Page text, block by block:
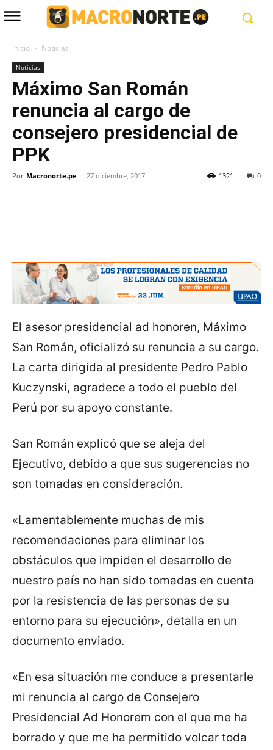
Inicio Noticias
Noticias
Máximo San Román
renuncia al cargo de
consejero presidencial de
PPK
Por Macronorte.pe - 27 diciembre, 2017 0
1321
El asesor presidencial ad honoren, Máximo
San Román, oficializó su renuncia a su cargo.
La carta dirigida al presidente Pedro Pablo
Kuczynski, agradece a todo el pueblo del
Perú por su apoyo constante.
San Román explicó que se aleja del
Ejecutivo, debido a que sus sugerencias no
son tomadas en consideración.
«Lamentablemente muchas de mis
recomendaciones para eliminar los
obstáculos que impiden el desarrollo de
nuestro país no han sido tomadas en cuenta
por la resistencia de las personas de su
entorno para su ejecución», detalla en un
documento enviado.
«En esa situación me conduce a presentarle
mi renuncia al cargo de Consejero
Presidencial Ad Honorem con el que me ha
borrado y que me ha permitido volcar toda